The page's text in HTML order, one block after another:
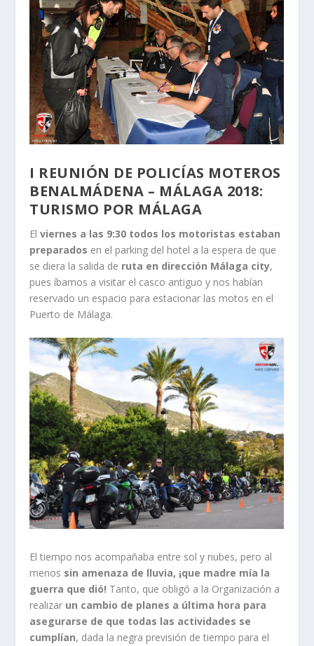
I REUNIÓN DE POLICÍAS MOTEROS
BENALMÁDENA – MÁLAGA 2018:
TURISMO POR MÁLAGA
Elviernes a las 9:30 todos los motoristas estaban
preparados en el parking del hotel a la espera de que
se diera la salida de ruta en dirección Málaga city,
pues íbamos a visitar el casco antiguo y nos habían
reservado un espacio para estacionar las motos en el
Puerto de Málaga.
El tiempo nos acompañaba entre sol y nubes, pero al
menos sin amenaza de lluvia, ¡que madre mía la
guerra que dió! Tanto, que obligó a la Organización a
realizar un cambio de planes a última hora para
asegurarse de que todas las actividades se
cumplían, dada la negra previsión de tiempo para el